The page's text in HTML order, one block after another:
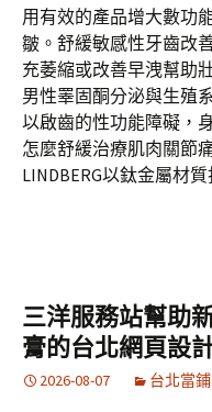
用有效的產品增大數功
皺。舒緩敏感性牙齒改
充萎縮或改善早洩幫助
男性睪固酮分泌與生殖
以啟齒的性功能障礙，
怎麼舒緩治療肌肉關節
LINDBERG以鈦金屬材
三洋服務站幫助
膏的台北網頁設
2026-08-07 台北當鋪